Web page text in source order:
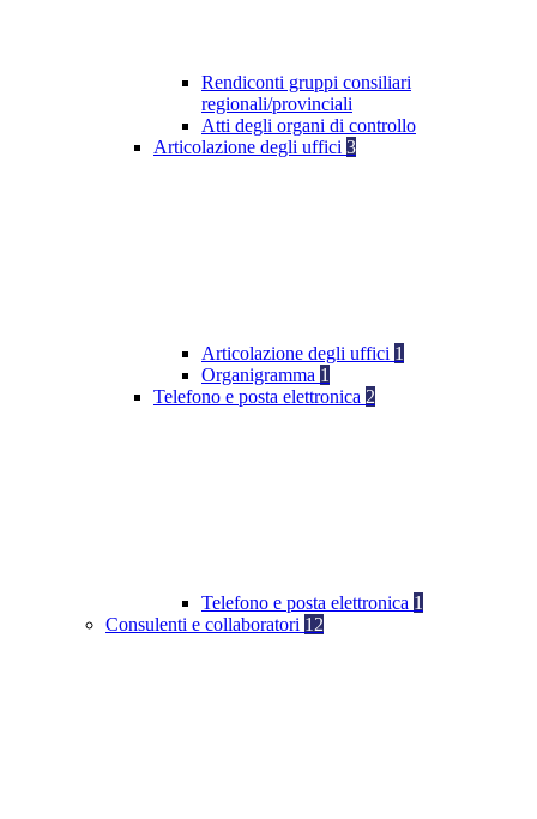
Rendiconti gruppi consiliari
regionali/provinciali
Atti degli organi di controllo
Articolazione degli uffici 3
Articolazione degli uffici 1
Organigramma 1
Telefono e posta elettronica 2
Telefono e posta elettronica 1
Consulenti e collaboratori 12